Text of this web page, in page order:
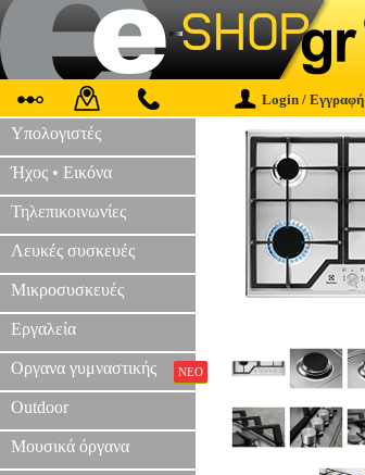
Login / Εγγραφή
Υπολογιστές
Ήχος • Εικόνα
Τηλεπικοινωνίες
Λευκές συσκευές
Μικροσυσκευές
Εργαλεία
Οργανα γυμναστικής ΝΕΟ
Outdoor
Μουσικά όργανα